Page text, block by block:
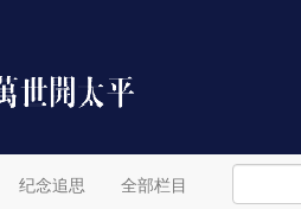
纪念追思 全部栏目